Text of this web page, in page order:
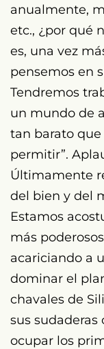
anualmente,
etc., ¿por qué
es, una vez
pensemos en
Tendremos
un mundo de
tan barato que
permitir”.
Últimamente
del bien y del
Estamos
más
acariciando a
dominar el
chavales de
sus sudaderas
ocupar los